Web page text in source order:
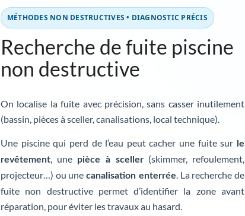
MÉTHODES NON DESTRUCTIVES • DIAGNOSTIC PRÉCIS
Recherche de fuite piscine
non destructive
On localise la fuite avec précision, sans casser inutilement
(bassin, pièces à sceller, canalisations, local technique).
Une piscine qui perd de l’eau peut cacher une fuite sur
le
revêtement, une pièce à sceller (skimmer, refoulement,
projecteur…) ou unecanalisation enterrée. La recherche de
fuite non destructive permet d’identifier la zone avant
réparation, pour éviter les travaux au hasard.